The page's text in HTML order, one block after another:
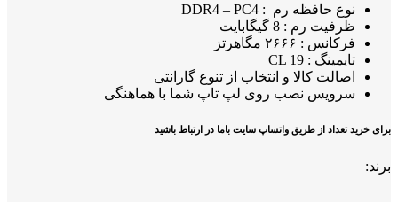
نوع حافظه رم : DDR4 – PC4
ظرفیت رم : 8 گیگابایت
فرکانس : ۲۶۶۶ مگاهرتز
تایمینگ : CL 19
اصالت کالا و انتخاب از تنوع گارانتی
سرویس نصب روی لپ تاپ شما با هماهنگی
برای خرید تعداد از طریق واتساپ سایت باما در ارتباط باشید
برند: